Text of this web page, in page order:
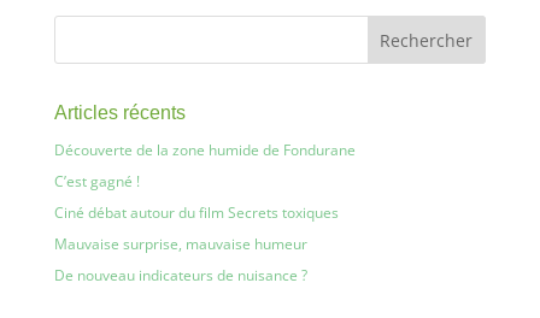
Articles récents
Découverte de la zone humide de Fondurane
C’est gagné !
Ciné débat autour du film Secrets toxiques
Mauvaise surprise, mauvaise humeur
De nouveau indicateurs de nuisance ?